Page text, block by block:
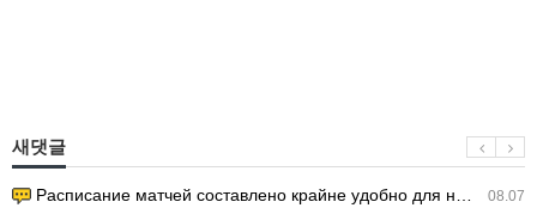
새댓글
08.07
Расписание матчей составлено крайне удобно для нашего часово…